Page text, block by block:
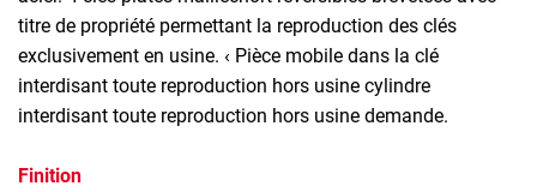
titre de propriété permettant la reproduction des clés
exclusivement en usine. ‹ Pièce mobile dans la clé
interdisant toute reproduction hors usine cylindre
interdisant toute reproduction hors usine demande.
Finition